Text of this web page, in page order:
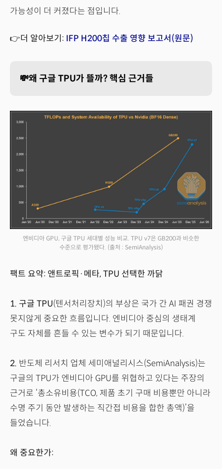
가능성이 더 커졌다는 점입니다.
👉더 알아보기: IFP H200칩 수출 영향 보고서(원문)
💸왜 구글 TPU가 뜰까? 핵심 근거들
엔비디아 GPU, 구글 TPU 세대별 성능 비교. TPU v7은 GB200과 비슷한
수준으로 평가됐다. (출처 : SemiAnalysis)
팩트 요약: 앤트로픽·메타, TPU 선택한 까닭
1. 구글 TPU(텐서처리장치)의 부상은 국가 간 AI 패권 경쟁
못지않게 중요한 흐름입니다. 엔비디아 중심의 생태계
구도 자체를 흔들 수 있는 변수가 되기 때문입니다.
2. 반도체 리서치 업체 세미애널리시스(SemiAnalysis)는
구글의 TPU가 엔비디아 GPU를 위협하고 있다는 주장의
근거로 ‘총소유비용(TCO, 제품 초기 구매 비용뿐만 아니라
수명 주기 동안 발생하는 직간접 비용을 합한 총액)’을
들었습니다.
왜 중요한가: